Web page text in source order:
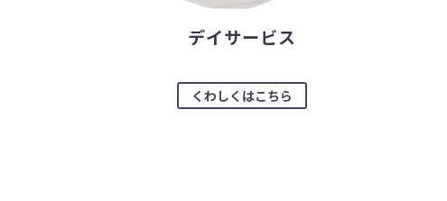
デイサービス
くわしくはこちら